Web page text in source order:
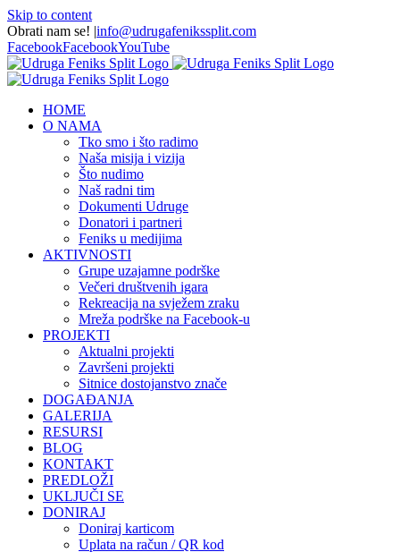
Skip to content
Obrati nam se! |info@udrugafenikssplit.com
FacebookFacebookYouTube
HOME
O NAMA
Tko smo i što radimo
Naša misija i vizija
Što nudimo
Naš radni tim
Dokumenti Udruge
Donatori i partneri
Feniks u medijima
AKTIVNOSTI
Grupe uzajamne podrške
Večeri društvenih igara
Rekreacija na svježem zraku
Mreža podrške na Facebook-u
PROJEKTI
Aktualni projekti
Završeni projekti
Sitnice dostojanstvo znače
DOGAĐANJA
GALERIJA
RESURSI
BLOG
KONTAKT
PREDLOŽI
UKLJUČI SE
DONIRAJ
Doniraj karticom
Uplata na račun / QR kod